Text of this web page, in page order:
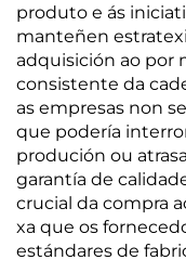
produto e ás
manteñen
adquisición ao por
consistente da
as empresas non
que podería
produción ou
garantía de
crucial da compra
xa que os
estándares de